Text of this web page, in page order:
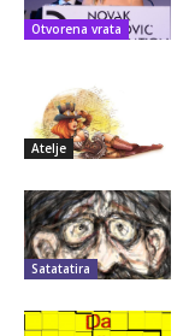
Otvorena vrata
Atelje
Satatatira